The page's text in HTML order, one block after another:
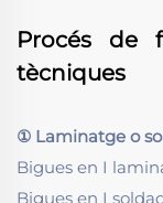
Procés de
tècniques
① Laminatge o
Bigues en I
Bigues en I